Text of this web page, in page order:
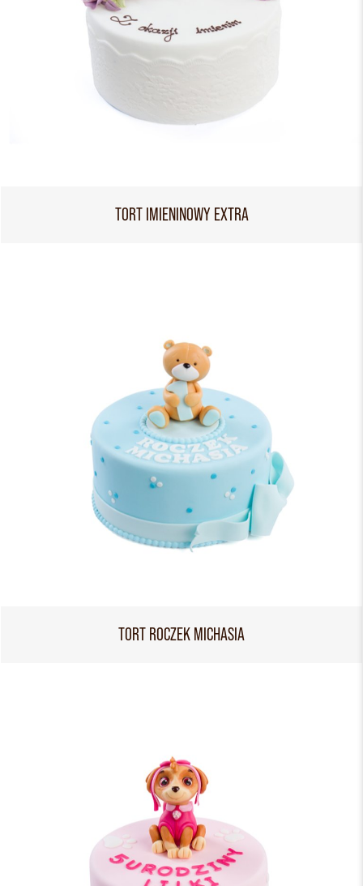
TORT IMIENINOWY EXTRA
TORT ROCZEK MICHASIA